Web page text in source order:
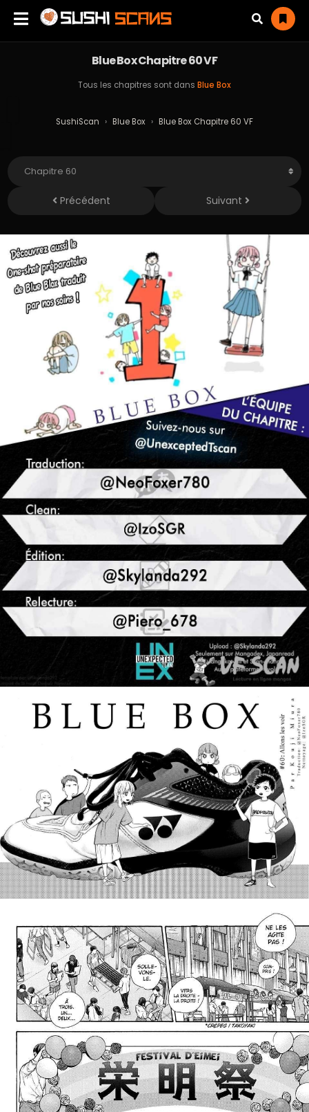
Blue Box Chapitre 60 VF
Tous les chapitres sont dans Blue Box
SushiScan › Blue Box › Blue Box Chapitre 60 VF
Précédent Suivant